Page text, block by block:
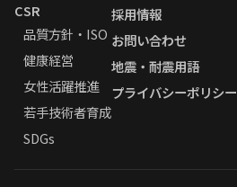
CSR
品質方針・ISO
健康経営
女性活躍推進
若手技術者育成
SDGs
採用情報
お問い合わせ
地震・耐震用語
プライバシーポリシー